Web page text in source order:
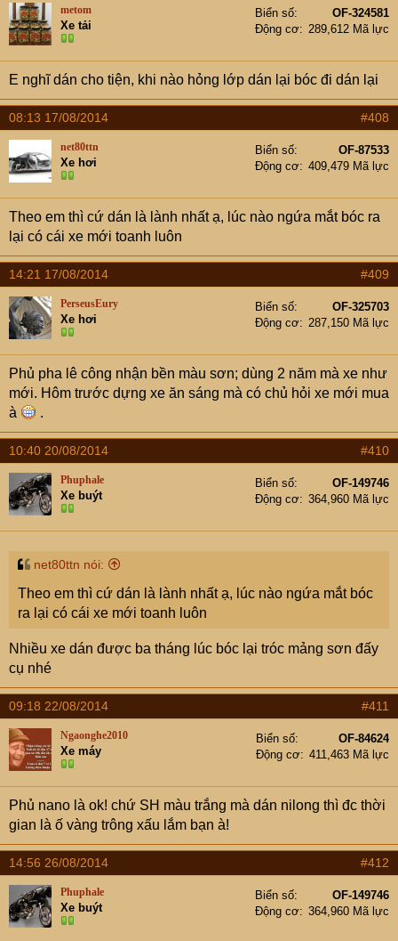
metom
Xe tải
Biển số
OF-324581
Động cơ
289,612 Mã lực
E nghĩ dán cho tiện, khi nào hỏng lớp dán lại bóc đi dán lại
08:13 17/08/2014 #408
net80ttn
Xe hơi
Biển số
OF-87533
Động cơ
409,479 Mã lực
Theo em thì cứ dán là lành nhất ạ, lúc nào ngứa mắt bóc ra
lại có cái xe mới toanh luôn
14:21 17/08/2014 #409
PerseusEury
Xe hơi
Biển số
OF-325703
Động cơ
287,150 Mã lực
Phủ pha lê công nhận bền màu sơn; dùng 2 năm mà xe như
mới. Hôm trước dựng xe ăn sáng mà có chủ hỏi xe mới mua
à
.
10:40 20/08/2014 #410
Phuphale
Xe buýt
Biển số
OF-149746
Động cơ
364,960 Mã lực
net80ttn nói:
Theo em thì cứ dán là lành nhất ạ, lúc nào ngứa mắt bóc
ra lại có cái xe mới toanh luôn
Nhiều xe dán được ba tháng lúc bóc lại tróc mảng sơn đấy
cụ nhé
09:18 22/08/2014 #411
Ngaonghe2010
Xe máy
Biển số
OF-84624
Động cơ
411,463 Mã lực
Phủ nano là ok! chứ SH màu trắng mà dán nilong thì đc thời
gian là ố vàng trông xấu lắm bạn à!
14:56 26/08/2014 #412
Phuphale
Xe buýt
Biển số
OF-149746
Động cơ
364,960 Mã lực